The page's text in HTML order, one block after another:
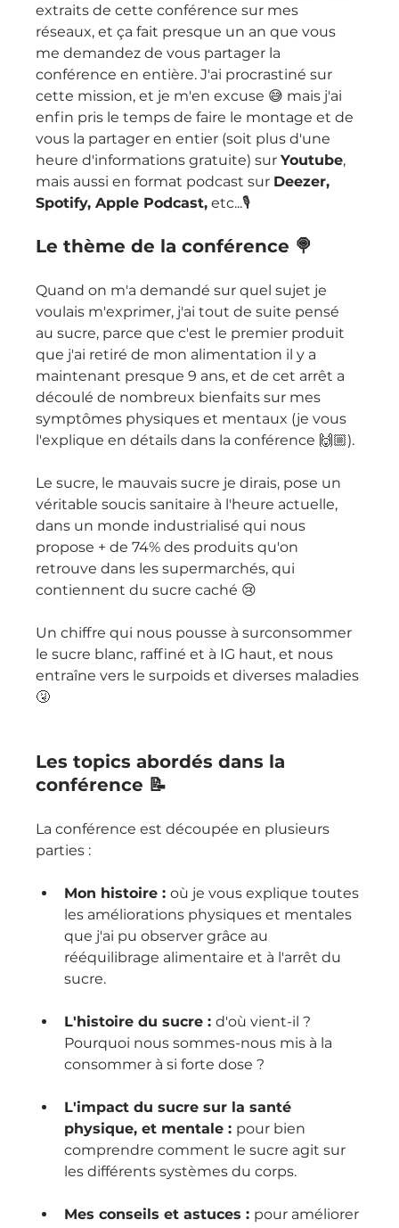
extraits de cette conférence sur mes
réseaux, et ça fait presque un an que vous
me demandez de vous partager la
conférence en entière. J'ai procrastiné sur
cette mission, et je m'en excuse 😅 mais j'ai
enfin pris le temps de faire le montage et de
vous la partager en entier (soit plus d'une
heure d'informations gratuite) sur Youtube,
mais aussi en format podcast sur Deezer,
Spotify, Apple Podcast, etc...🎙
Le thème de la conférence 🍭
Quand on m'a demandé sur quel sujet je
voulais m'exprimer, j'ai tout de suite pensé
au sucre, parce que c'est le premier produit
que j'ai retiré de mon alimentation il y a
maintenant presque 9 ans, et de cet arrêt a
découlé de nombreux bienfaits sur mes
symptômes physiques et mentaux (je vous
l'explique en détails dans la conférence 🙌🏼).
Le sucre, le mauvais sucre je dirais, pose un
véritable soucis sanitaire à l'heure actuelle,
dans un monde industrialisé qui nous
propose + de 74% des produits qu'on
retrouve dans les supermarchés, qui
contiennent du sucre caché 😢
Un chiffre qui nous pousse à surconsommer
le sucre blanc, raffiné et à IG haut, et nous
entraîne vers le surpoids et diverses maladies
🤧
Les topics abordés dans la
conférence 📝
La conférence est découpée en plusieurs
parties :
Mon histoire : où je vous explique toutes
les améliorations physiques et mentales
que j'ai pu observer grâce au
rééquilibrage alimentaire et à l'arrêt du
sucre.
L'histoire du sucre : d'où vient-il ?
Pourquoi nous sommes-nous mis à la
consommer à si forte dose ?
L'impact du sucre sur la santé
physique, et mentale : pour bien
comprendre comment le sucre agit sur
les différents systèmes du corps.
Mes conseils et astuces : pour améliorer